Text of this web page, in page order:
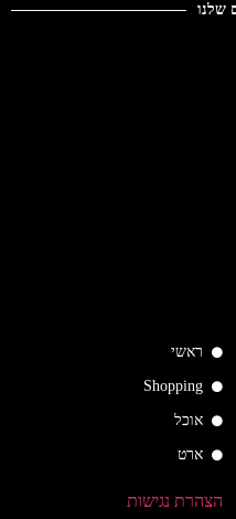
ראשי
Shopping
אוכל
ארט
הצהרת נגישות
שלנו